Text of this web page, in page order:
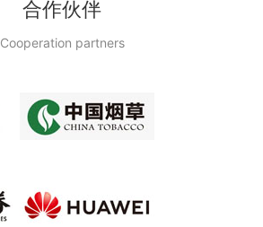
合作伙伴
Cooperation partners